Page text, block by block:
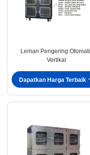
Lemari Pengering
Vertikal
Dapatkan Harga Terbaik